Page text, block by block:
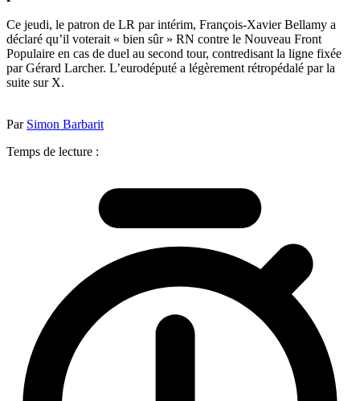
Ce jeudi, le patron de LR par intérim, François-Xavier Bellamy a
déclaré qu’il voterait « bien sûr » RN contre le Nouveau Front
Populaire en cas de duel au second tour, contredisant la ligne fixée
par Gérard Larcher. L’eurodéputé a légèrement rétropédalé par la
suite sur X.
Par Simon Barbarit
Temps de lecture :